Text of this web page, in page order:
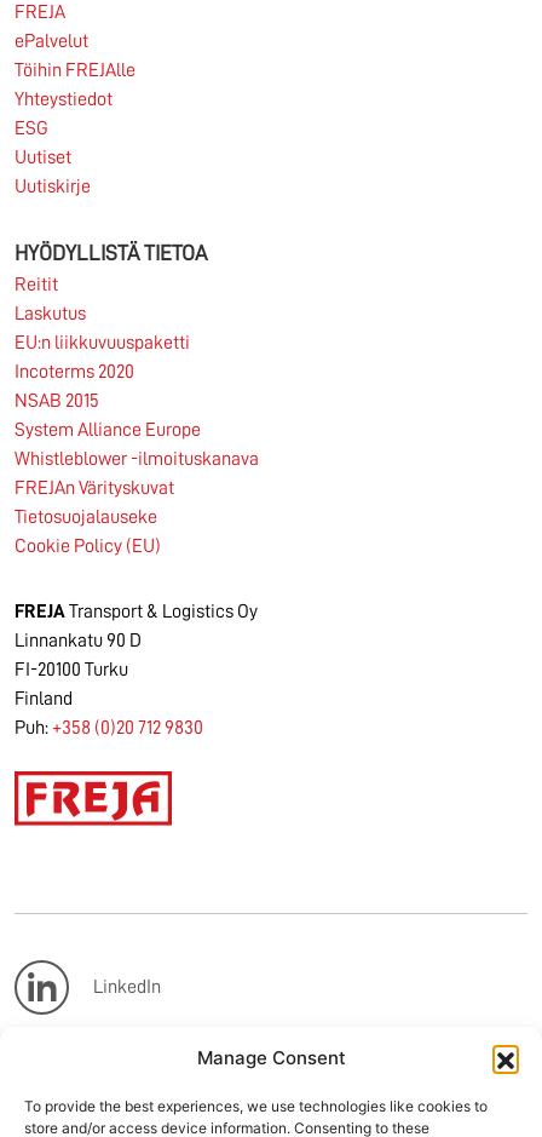
Manage Consent
To provide the best experiences, we use technologies like cookies to
store and/or access device information. Consenting to these
asiakkuuksien kehittämisen ammattilaisia FREJA
Transport & Logistics on yksi...
FREJA
ePalvelut
Töihin FREJAlle
Yhteystiedot
ESG
Uutiset
Uutiskirje
HYÖDYLLISTÄ TIETOA
Reitit
Laskutus
EU:n liikkuvuuspaketti
Incoterms 2020
NSAB 2015
System Alliance Europe
Whistleblower -ilmoituskanava
FREJAn Värityskuvat
Tietosuojalauseke
Cookie Policy (EU)
FREJATransport & Logistics Oy
Linnankatu 90 D
FI-20100 Turku
Finland
Puh: +358 (0)20 712 9830
LinkedIn